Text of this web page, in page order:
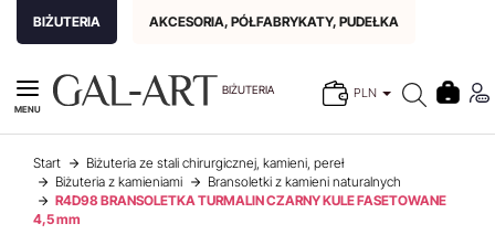
BIŻUTERIA AKCESORIA, PÓŁFABRYKATY, PUDEŁKA
BIŻUTERIA PLN
MENU
Start
Biżuteria ze stali chirurgicznej, kamieni, pereł
Biżuteria z kamieniami
Bransoletki z kamieni naturalnych
R4D98 BRANSOLETKA TURMALIN CZARNY KULE FASETOWANE
4,5 mm